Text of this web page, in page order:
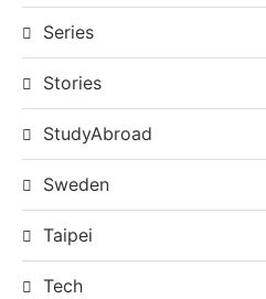
Series
Stories
StudyAbroad
Sweden
Taipei
Tech